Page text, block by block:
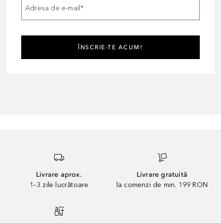
Adresa de e-mail*
ÎNSCRIE-TE ACUM!
Livrare aprox.
1–3 zile lucrătoare
Livrare gratuită
la comenzi de min. 199 RON